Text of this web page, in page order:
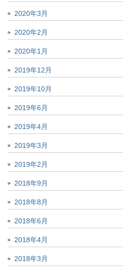
2020年3月
2020年2月
2020年1月
2019年12月
2019年10月
2019年6月
2019年4月
2019年3月
2019年2月
2018年9月
2018年8月
2018年6月
2018年4月
2018年3月